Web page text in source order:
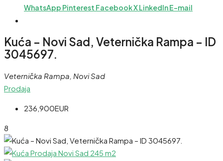
WhatsApp Pinterest FacebookXLinkedInE-mail
Kuća – Novi Sad, Veternička Rampa – ID
3045697.
Veternička Rampa, Novi Sad
Prodaja
236,900EUR
8